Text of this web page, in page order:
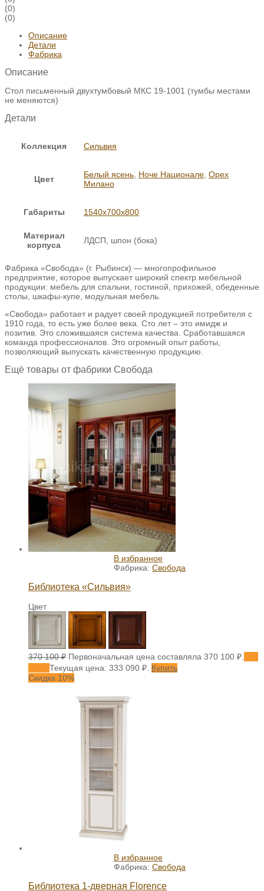
(0)
(0)
Описание
Детали
Фабрика
Описание
Стол письменный двухтумбовый МКС 19-1001 (тумбы местами
не меняются)
Детали
Коллекция Сильвия
Цвет Белый ясень, Ноче Национале, Орех
Милано
Габариты 1540х700х800
Материал
корпуса
ЛДСП, шпон (бока)
Фабрика «Свобода» (г. Рыбинск) — многопрофильное
предприятие, которое выпускает широкий спектр мебельной
продукции: мебель для спальни, гостиной, прихожей, обеденные
столы, шкафы-купе, модульная мебель.
«Свобода» работает и радует своей продукцией потребителя с
1910 года, то есть уже более века. Сто лет – это имидж и
позитив. Это сложившаяся система качества. Сработавшаяся
команда профессионалов. Это огромный опыт работы,
позволяющий выпускать качественную продукцию.
Ещё товары от фабрики Свобода
В избранное
Фабрика: Свобода
Библиотека «Сильвия»
Цвет
370 100₽ Первоначальная цена составляла 370 100 ₽.
Текущая цена: 333 090 ₽. Купить
Скидка 10%
В избранное
Фабрика: Свобода
Библиотека 1-дверная Florence